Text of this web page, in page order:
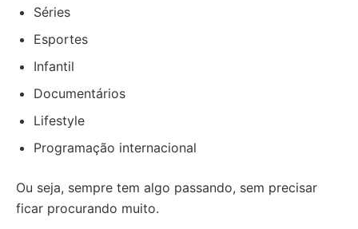
Séries
Esportes
Infantil
Documentários
Lifestyle
Programação internacional
Ou seja, sempre tem algo passando, sem precisar
ficar procurando muito.